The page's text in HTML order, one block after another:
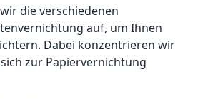
die verschiedenen
auf, um Ihnen
Dabei konzentrieren wir
zur Papiervernichtung